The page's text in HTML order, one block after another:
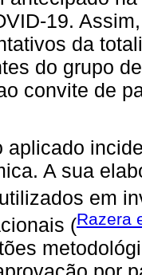
19.
da
do grupo
convite de
aplicado
A sua
em
(Razera